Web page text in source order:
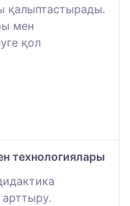
қалыптастырады.
мен
қол
технологиялары
арттыру.